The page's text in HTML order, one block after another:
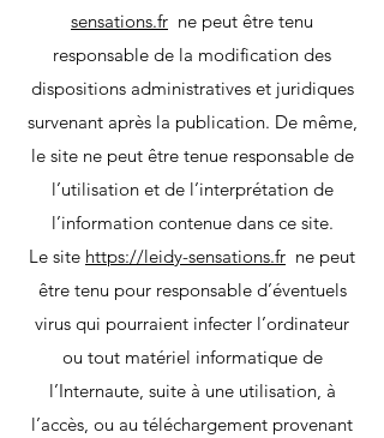
sensations.fr ne peut être tenu
responsable de la modification des
dispositions administratives et juridiques
survenant après la publication. De même,
le site ne peut être tenue responsable de
l’utilisation et de l’interprétation de
l’information contenue dans ce site.
Le site https://leidy-sensations.fr ne peut
être tenu pour responsable d’éventuels
virus qui pourraient infecter l’ordinateur
ou tout matériel informatique de
l’Internaute, suite à une utilisation, à
l’accès, ou au téléchargement provenant